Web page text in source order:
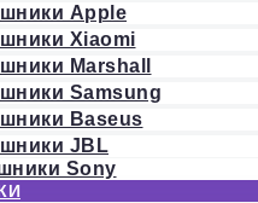
Apple
Xiaomi
Marshall
Samsung
Baseus
JBL
Sony